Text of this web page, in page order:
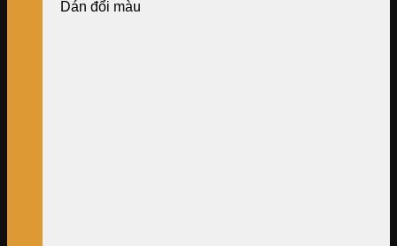
Dán đổi màu